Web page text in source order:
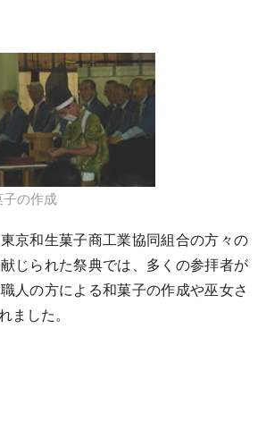
子の作成
京和生菓子商工業協同組合の方々の
じられた祭典では、多くの参拝者が
人の方による和菓子の作成や巫女さ
ました。